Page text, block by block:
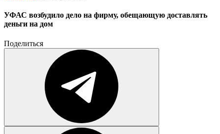
УФАС возбудило дело на фирму, обещающую доставлять
деньги на дом
Поделиться